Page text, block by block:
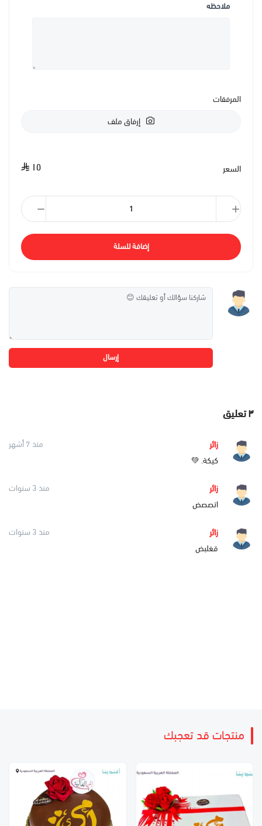
ملاحظه
المرفقات
إرفاق ملف
السعر ١٥
إضافة للسلة
إرسال
٣تعليق
زائر
منذ 7 أشهر
كيكة. 💚
زائر
منذ 3 سنوات
اتصصض
زائر
منذ 3 سنوات
قغلبض
منتجات قد تعجبك